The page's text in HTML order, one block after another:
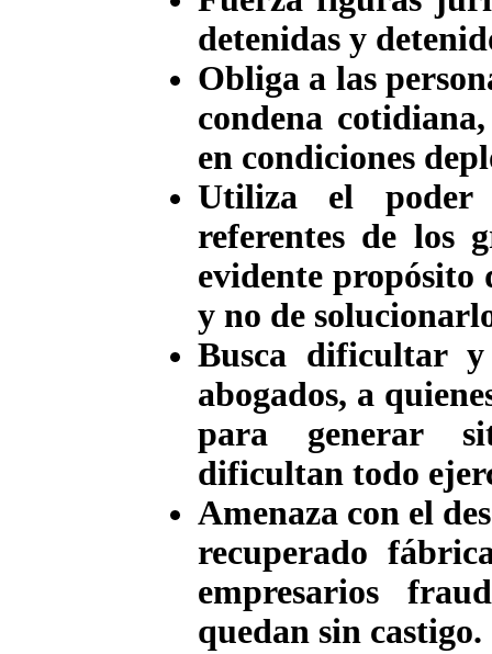
detenidas y
Obliga a las
condena
en condiciones
Utiliza el poder
referentes de los
evidente propósito
y no de
Busca dificultar
abogados, a
para generar
dificultan todo
Amenaza con el
recuperado
empresarios
quedan sin castigo.